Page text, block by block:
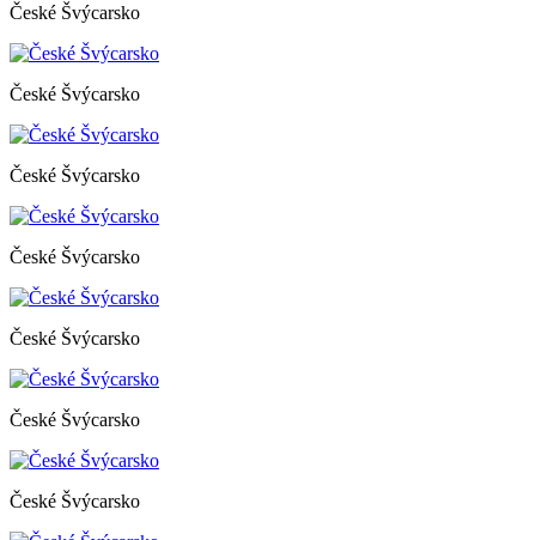
České Švýcarsko
České Švýcarsko
České Švýcarsko
České Švýcarsko
České Švýcarsko
České Švýcarsko
České Švýcarsko